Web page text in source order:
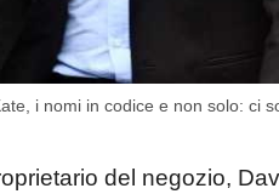
i nomi in codice e non solo: ci
del negozio,